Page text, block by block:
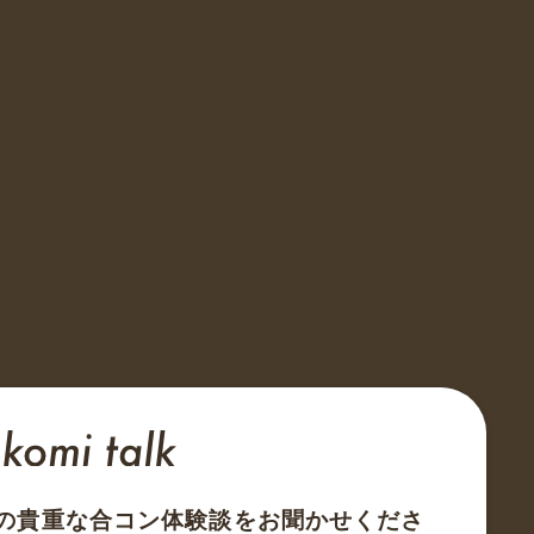
貴重な合コン体験談をお聞かせくださ